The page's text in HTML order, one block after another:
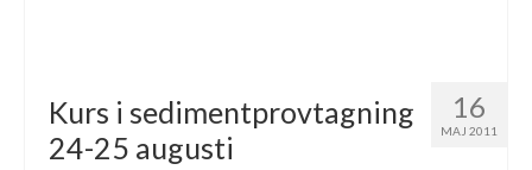
16
MAJ 2011
Kurs i sedimentprovtagning
24-25 augusti